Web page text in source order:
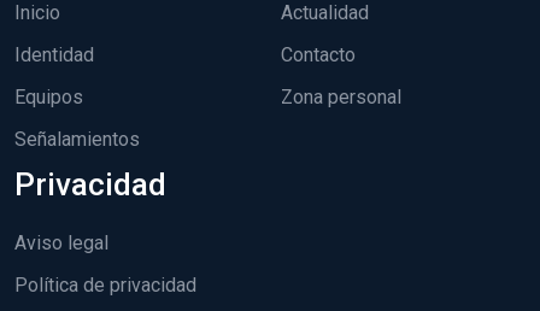
Inicio
Identidad
Equipos
Señalamientos
Actualidad
Contacto
Zona personal
Privacidad
Aviso legal
Política de privacidad